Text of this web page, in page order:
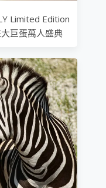
Limited Edition
巨蛋萬人盛典